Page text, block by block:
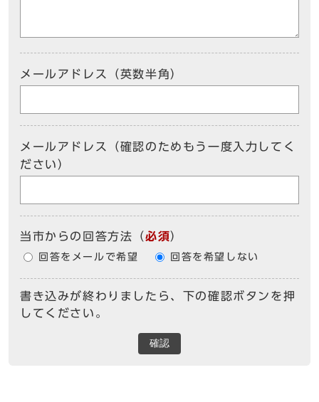
メールアドレス（英数半角）
メールアドレス（確認のためもう一度入力してく
ださい）
当市からの回答方法 （必須）
回答をメールで希望 回答を希望しない
書き込みが終わりましたら、下の確認ボタンを押
してください。
確認